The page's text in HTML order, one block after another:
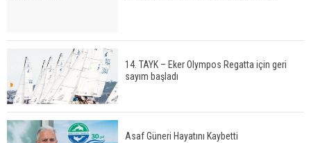
14. TAYK – Eker Olympos Regatta için geri
sayım başladı
Asaf Güneri Hayatını Kaybetti